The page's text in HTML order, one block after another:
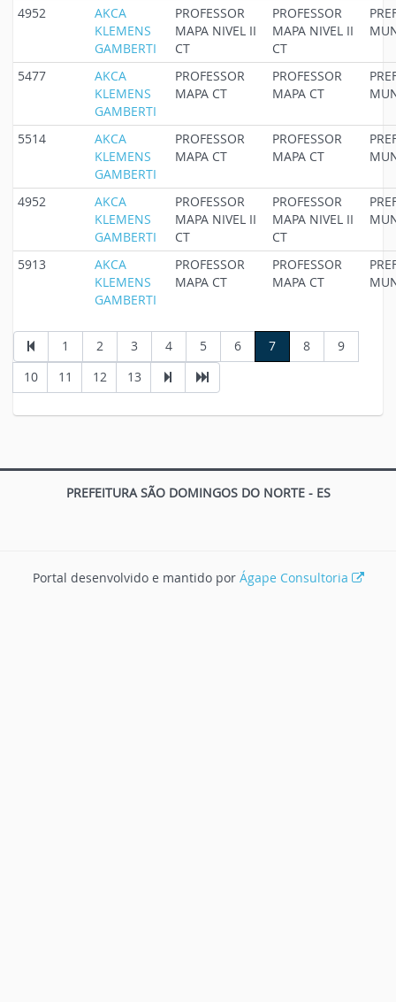
4952
AKCA
KLEMENS
GAMBERTI
PROFESSOR
MAPA NIVEL II
CT
PROFESSOR
MAPA NIVEL II
CT
5477
AKCA
KLEMENS
GAMBERTI
PROFESSOR
MAPA CT
PROFESSOR
MAPA CT
5514
AKCA
KLEMENS
GAMBERTI
PROFESSOR
MAPA CT
PROFESSOR
MAPA CT
4952
AKCA
KLEMENS
GAMBERTI
PROFESSOR
MAPA NIVEL II
CT
PROFESSOR
MAPA NIVEL II
CT
5913
AKCA
KLEMENS
GAMBERTI
PROFESSOR
MAPA CT
PROFESSOR
MAPA CT
1 2 3 4 5 6 7 8
9
10
11 12 13
PREFEITURA SÃO DOMINGOS DO NORTE - ES
Portal desenvolvido e mantido por Ágape Consultoria